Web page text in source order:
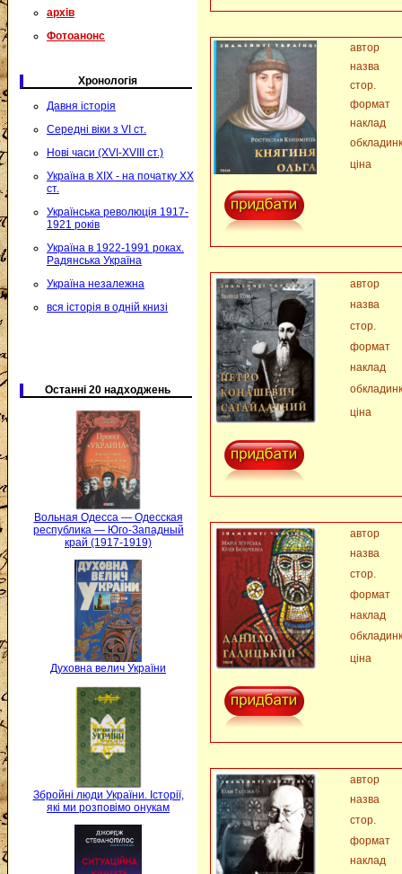
архів
Фотоанонс
Хронологія
Давня історія
Середні віки з VI ст.
Нові часи (XVI-XVIII ст.)
Україна в XIX - на початку XX
ст.
Українська революція 1917-
1921 років
Україна в 1922-1991 роках.
Радянська Україна
Україна незалежна
вся історія в одній книзі
Останні 20 надходжень
Вольная Одесса — Одесская
республика — Юго-Западный
край (1917-1919)
Духовна велич України
Збройні люди України. Історії,
які ми розповімо онукам
автор
назва
стор.
формат
наклад
ціна
автор
назва
стор.
формат
наклад
ціна
автор
назва
стор.
формат
наклад
ціна
автор
назва
стор.
формат
наклад